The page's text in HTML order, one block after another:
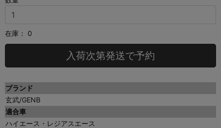
在庫： 0
入荷次第発送で予約
ブランド
玄武/GENB
適合車
ハイエース・レジアスエース